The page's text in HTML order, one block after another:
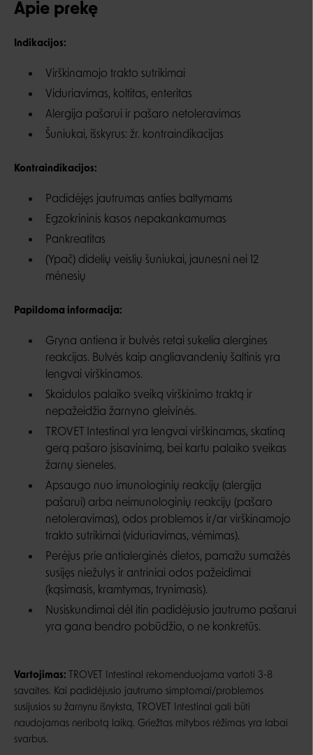
Apie prekę
Indikacijos:
Virškinamojo trakto sutrikimai
Viduriavimas, koltitas, enteritas
Alergija pašarui ir pašaro netoleravimas
Šuniukai, išskyrus: žr. kontraindikacijas
Kontraindikacijos:
Padidėjęs jautrumas anties baltymams
Egzokrininis kasos nepakankamumas
Pankreatitas
(Ypač) didelių veislių šuniukai, jaunesni nei 12
mėnesių
Papildoma informacija:
Gryna antiena ir bulvės retai sukelia alergines
reakcijas. Bulvės kaip angliavandenių šaltinis yra
lengvai virškinamos.
Skaidulos palaiko sveiką virškinimo traktą ir
nepažeidžia žarnyno gleivinės.
TROVET Intestinal yra lengvai virškinamas, skatiną
gerą pašaro įsisavinimą, bei kartu palaiko sveikas
žarnų sieneles.
Apsaugo nuo imunologinių reakcijų (alergija
pašarui) arba neimunologinių reakcijų (pašaro
netoleravimas), odos problemos ir/ar virškinamojo
trakto sutrikimai (viduriavimas, vėmimas).
Perėjus prie antialerginės dietos, pamažu sumažės
susijęs niežulys ir antriniai odos pažeidimai
(kąsimasis, kramtymas, trynimasis).
Nusiskundimai dėl itin padidėjusio jautrumo pašarui
yra gana bendro pobūdžio, o ne konkretūs.
Vartojimas: TROVET Intestinal rekomenduojama vartoti 3-8
savaites. Kai padidėjusio jautrumo simptomai/problemos
susijusios su žarnynu išnyksta, TROVET Intestinal gali būti
naudojamas neribotą laiką. Griežtas mitybos rėžimas yra labai
svarbus.